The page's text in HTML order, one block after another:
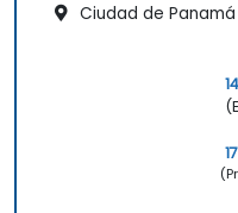
Ciudad de